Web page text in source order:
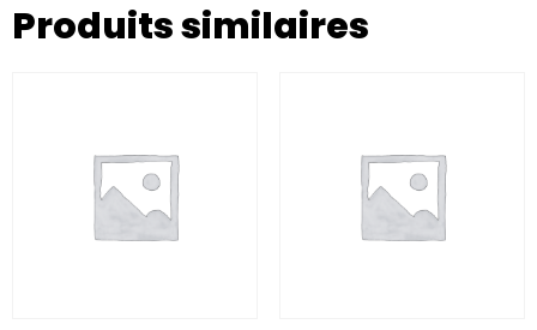
Produits similaires